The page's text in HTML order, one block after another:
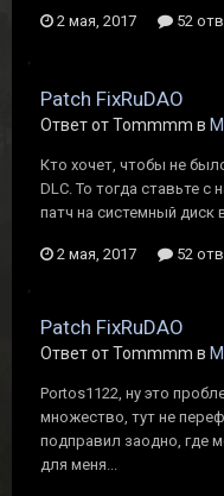
2 мая, 2017 52
Patch FixRuDAO
Ответ от Tommmm в
Кто хочет, чтобы не
DLC. То тогда ставьте с
патч на системный диск
2 мая, 2017 52
Patch FixRuDAO
Ответ от Tommmm в
Portos1122, ну это
множество, тут не
подправил заодно, где
для меня...